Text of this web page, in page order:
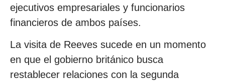
ejecutivos empresariales y funcionarios
financieros de ambos países.
La visita de Reeves sucede en un momento
en que el gobierno británico busca
restablecer relaciones con la segunda